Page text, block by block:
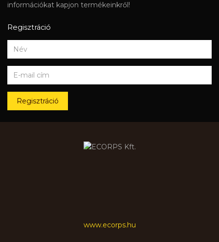
információkat kapjon termékeinkről!
Regisztráció
Regisztráció
www.ecorps.hu